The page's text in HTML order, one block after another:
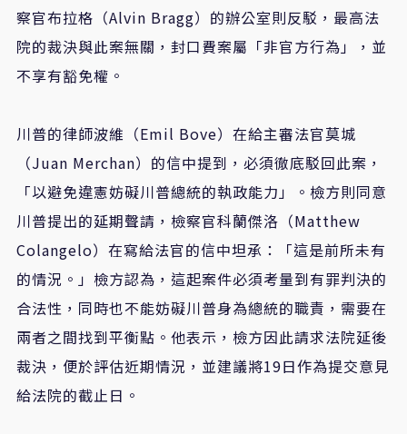
察官布拉格（Alvin Bragg）的辦公室則反駁，最高法
院的裁決與此案無關，封口費案屬「非官方行為」，並
不享有豁免權。
川普的律師波維（Emil Bove）在給主審法官莫城
（Juan Merchan）的信中提到，必須徹底駁回此案，
「以避免違憲妨礙川普總統的執政能力」。檢方則同意
川普提出的延期聲請，檢察官科蘭傑洛（Matthew
Colangelo）在寫給法官的信中坦承：「這是前所未有
的情況。」檢方認為，這起案件必須考量到有罪判決的
合法性，同時也不能妨礙川普身為總統的職責，需要在
兩者之間找到平衡點。他表示，檢方因此請求法院延後
裁決，便於評估近期情況，並建議將19日作為提交意見
給法院的截止日。